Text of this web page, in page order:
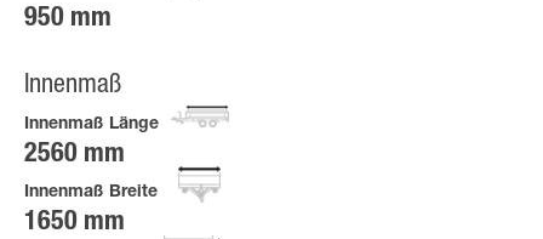
950 mm
Innenmaß
Innenmaß Länge
2560 mm
Innenmaß Breite
1650 mm